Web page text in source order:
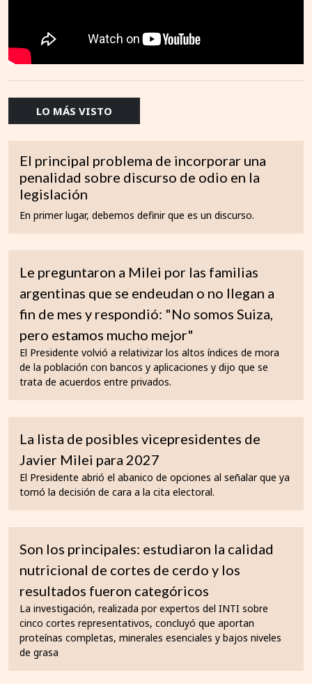
LO MÁS VISTO
El principal problema de incorporar una
penalidad sobre discurso de odio en la
legislación
En primer lugar, debemos definir que es un discurso.
Le preguntaron a Milei por las familias
argentinas que se endeudan o no llegan a
fin de mes y respondió: "No somos Suiza,
pero estamos mucho mejor"
El Presidente volvió a relativizar los altos índices de mora
de la población con bancos y aplicaciones y dijo que se
trata de acuerdos entre privados.
La lista de posibles vicepresidentes de
Javier Milei para 2027
El Presidente abrió el abanico de opciones al señalar que ya
tomó la decisión de cara a la cita electoral.
Son los principales: estudiaron la calidad
nutricional de cortes de cerdo y los
resultados fueron categóricos
La investigación, realizada por expertos del INTI sobre
cinco cortes representativos, concluyó que aportan
proteínas completas, minerales esenciales y bajos niveles
de grasa